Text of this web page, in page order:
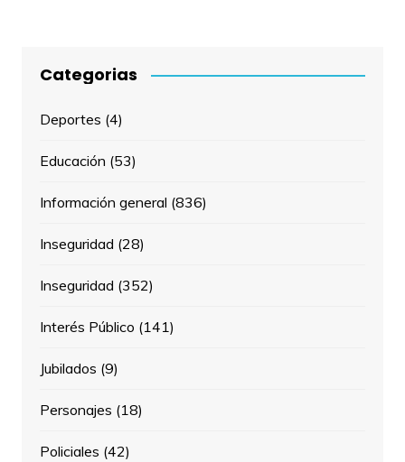
Categorias
Deportes (4)
Educación (53)
Información general (836)
Inseguridad (28)
Inseguridad (352)
Interés Público (141)
Jubilados (9)
Personajes (18)
Policiales (42)